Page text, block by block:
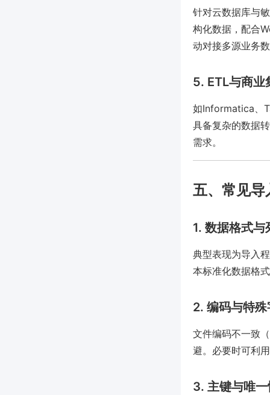
针对云数据库与
构化数据，配合
动对接多源业务
5. ETL与商业
如Informatica、
具备复杂的数据
需求。
五、常见导
1. 数据格式与
典型表现为导入
本标准化数据格
2. 编码与特
文件编码不一致
避。必要时可利
3. 主键与唯